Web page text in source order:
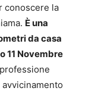
conoscere la
È una
da casa
11 Novembre